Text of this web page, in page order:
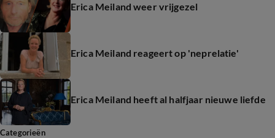
Erica Meiland weer vrijgezel
Erica Meiland reageert op 'neprelatie'
Erica Meiland heeft al halfjaar nieuwe liefde
Categorieën